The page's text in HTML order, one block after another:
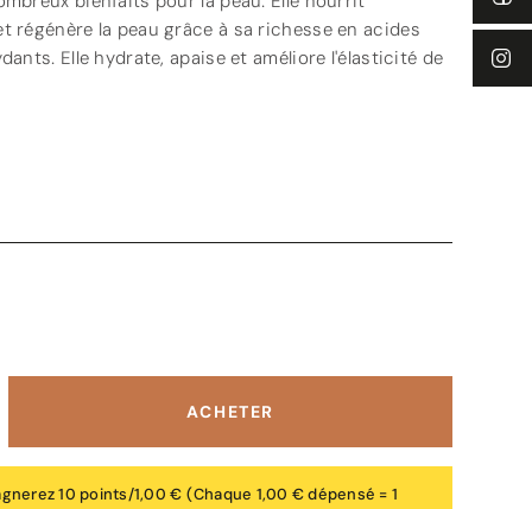
régénère la peau grâce à sa richesse en acides
Elle hydrate, apaise et améliore l'élasticité de
ACHETER
10 points/1,00 € (Chaque 1,00 € dépensé = 1